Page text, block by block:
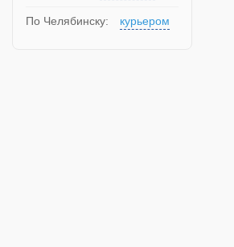
Принимаем заказы на сайте
По Челябинску: курьером